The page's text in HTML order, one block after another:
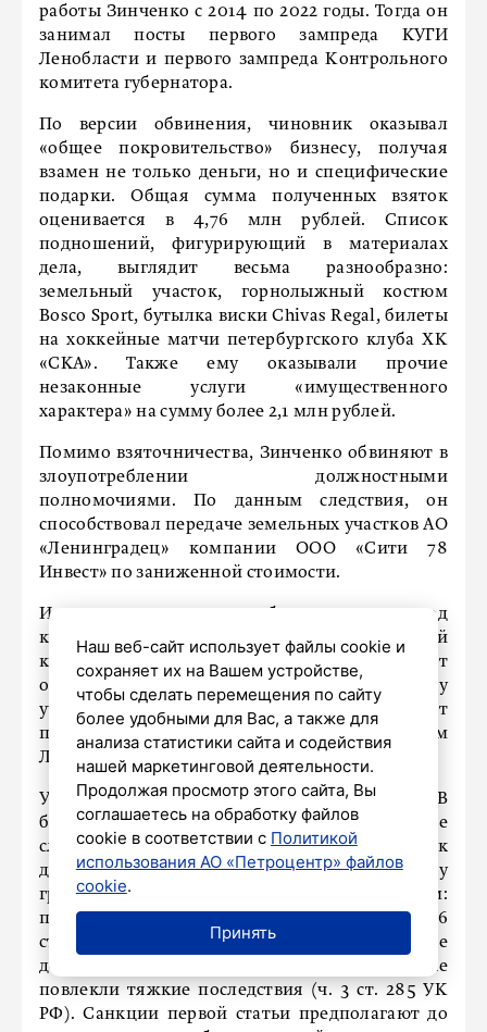
работы Зинченко с 2014 по 2022 годы. Тогда он
занимал посты первого зампреда КУГИ
Ленобласти и первого зампреда Контрольного
комитета губернатора.
По версии обвинения, чиновник оказывал
«общее покровительство» бизнесу, получая
взамен не только деньги, но и специфические
подарки. Общая сумма полученных взяток
оценивается в 4,76 млн рублей. Список
подношений, фигурирующий в материалах
дела, выглядит весьма разнообразно:
земельный участок, горнолыжный костюм
Bosco Sport, бутылка виски Chivas Regal, билеты
на хоккейные матчи петербургского клуба ХК
«СКА». Также ему оказывали прочие
незаконные услуги «имущественного
характера» на сумму более 2,1 млн рублей.
Помимо взяточничества, Зинченко обвиняют в
злоупотреблении должностными
полномочиями. По данным следствия, он
способствовал передаче земельных участков АО
«Ленинградец» компании ООО «Сити 78
Инвест» по заниженной стоимости.
Изначально земля должна была выделяться под
конкретный инвестпроект – региональный
кластер «Экопарк». Однако, как полагает
обвинение, чиновник обеспечил передачу
участков без обязательства реализовывать этот
проект, что нанесло ущерб интересам
Ленинградской области.
Уголовное дело Зинченко передано судье. В
ближайшее время состоится предварительное
слушание, на котором будет определен порядок
дальнейшего разбирательства. Обвиняемому
грозит наказание по двум тяжким статьям:
получение взятки в особо крупном размере (ч. 6
ст. 290 УК РФ) и злоупотребление
должностными полномочиями, которые
повлекли тяжкие последствия (ч. 3 ст. 285 УК
РФ). Санкции первой статьи предполагают до
Наш веб-сайт использует файлы cookie и
сохраняет их на Вашем устройстве,
чтобы сделать перемещения по сайту
более удобными для Вас, а также для
анализа статистики сайта и содействия
нашей маркетинговой деятельности.
Продолжая просмотр этого сайта, Вы
соглашаетесь на обработку файлов
cookie в соответствии с Политикой
использования АО «Петроцентр» файлов
cookie.
Принять